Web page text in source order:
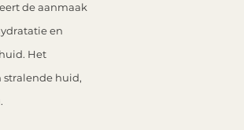
de aanmaak
en
Het
stralende huid,